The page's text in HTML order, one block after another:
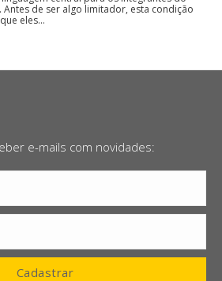
Antes de ser algo limitador, esta condição
eles…
e-mails com novidades:
Cadastrar